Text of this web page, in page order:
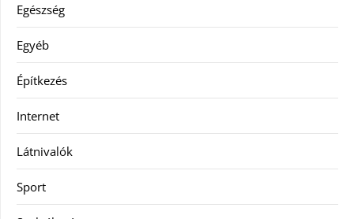
Egészség
Egyéb
Építkezés
Internet
Látnivalók
Sport